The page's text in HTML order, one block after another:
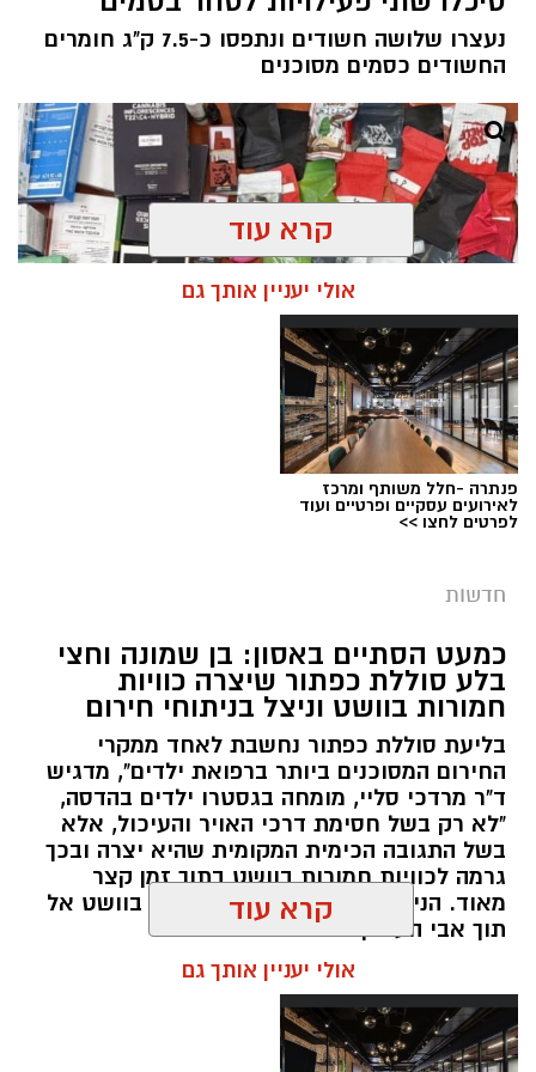
נעצרו שלושה חשודים ונתפסו כ-7.5 ק"ג חומרים
החשודים כסמים מסוכנים
צילום: דוברות המשטרה
מערכת ירושלים נט / 09:11 06.08.26
הסמים המסוכנים, בוצעו בימים האחרונים שתי
פעילויות ממוקדות, שהובילו למעצר של שלושה
החשודים כסמים מסוכנים, כסף מזומן ואמצעים
נוספים.
בפעילות בלשי תחנת לב הבירה שביצעו חיפוש
ע"פ צו בימ"ש, אותרו שני כלי רכב שעוררו את
חשדם של השוטרים. לאחר מעקב סמוי נעצרו שני
חשודים (27,31) תושבי העיר ירושלים. ובחיפוש בכלי
הרכב נתפסו כ-5.5 ק"ג של חומרים החשודים
כסמים מסוכנים, 15,140 ש"ח במזומן, שבעה
טלפונים ניידים וכלי עישון. שני החשודים הועברו
קרא עוד
אולי יעניין אותך גם
פנתרה -חלל משותף ומרכז
לאירועים עסקיים ופרטיים ועוד
לפרטים לחצו >>
חדשות
כמעט הסתיים באסון: בן שמונה וחצי
בלע סוללת כפתור שיצרה כוויות
חמורות בוושט וניצל בניתוחי חירום
בליעת סוללת כפתור נחשבת לאחד ממקרי
החירום המסוכנים ביותר ברפואת ילדים", מדגיש
ד"ר מרדכי סליי, מומחה בגסטרו ילדים בהדסה,
"לא רק בשל חסימת דרכי האויר והעיכול, אלא
בשל התגובה הכימית המקומית שהיא יצרה ובכך
גרמה לכוויות חמורות בוושט בתוך זמן קצר
מאוד. הניתוח הציל אותו מקרע חמור בוושט אל
תוך אבי העורקים״
קרא עוד
אולי יעניין אותך גם